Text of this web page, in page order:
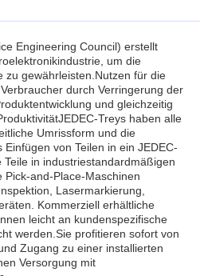
Engineering Council) erstellt
um die
zu gewährleisten.Nutzen für die
durch Verringerung der
und gleichzeitig
Treys haben alle
Umrissform und die
von Teilen in ein JEDEC-
in industriestandardmäßigen
and-Place-Maschinen
Lasermarkierung,
Kommerziell erhältliche
leicht an kundenspezifische
werden.Sie profitieren sofort von
Zugang zu einer installierten
Versorgung mit